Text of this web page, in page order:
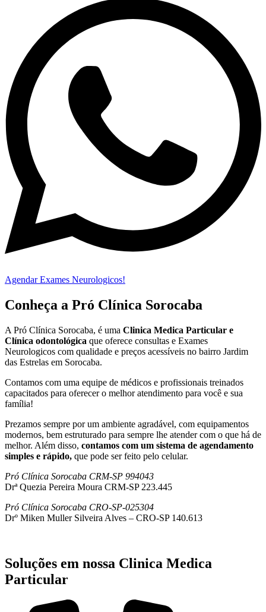
Agendar Exames Neurologicos!
Conheça a Pró Clínica Sorocaba
A Pró Clínica Sorocaba, é uma Clinica Medica Particular e
Clínica odontológica que oferece consultas e Exames
Neurologicos com qualidade e preços acessíveis no bairro Jardim
das Estrelas em Sorocaba.
Contamos com uma equipe de médicos e profissionais treinados
capacitados para oferecer o melhor atendimento para você e sua
família!
Prezamos sempre por um ambiente agradável, com equipamentos
modernos, bem estruturado para sempre lhe atender com o que há de
melhor. Além disso, contamos com um sistema de agendamento
simples e rápido, que pode ser feito pelo celular.
Pró Clínica Sorocaba CRM-SP 994043
Drª Quezia Pereira Moura CRM-SP 223.445
Pró Clínica Sorocaba CRO-SP-025304
Drº Miken Muller Silveira Alves – CRO-SP 140.613
Soluções em nossa Clinica Medica
Particular